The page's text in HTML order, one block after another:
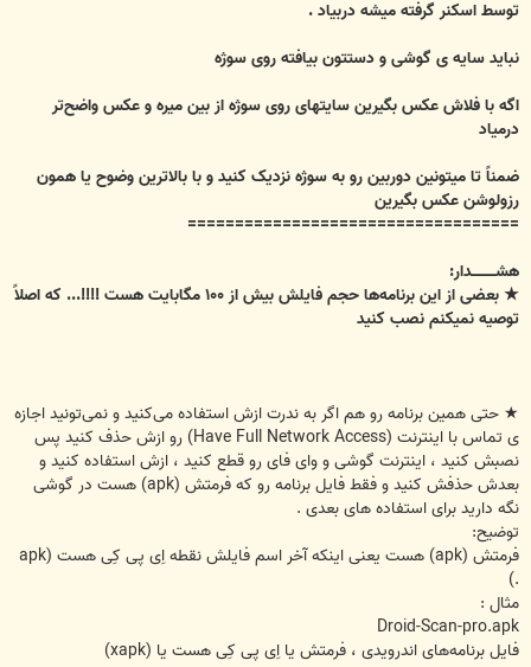
توسط اسکنر گرفته میشه دربیاد .
نباید سایه ی گوشی و دستتون بیافته روی سوژه
اگه با فلاش عکس بگیرین سایتهای روی سوژه از بین میره و عکس واضح‌تر
درمیاد
ضمناً تا میتونین دوربین رو به سوژه نزدیک کنید و با بالاترین وضوح یا همون
رزولوشن عکس بگیرین
===================================
هشــــــــــدار:
★ بعضی از این برنامه‌ها حجم فایلش بیش از ۱۰۰ مگابایت هست !!!!... که اصلاً
توصیه نمیکنم نصب کنید
★ حتی همین برنامه رو هم اگر به ندرت ازش استفاده می‌کنید و نمی‌تونید اجازه
ی تماس با اینترنت (Have Full Network Access) رو ازش حذف کنید پس
نصبش کنید ، اینترنت گوشی و وای فای رو قطع کنید ، ازش استفاده کنید و
بعدش حذفش کنید و فقط فایل برنامه رو که فرمتش (apk) هست در گوشی
نگه دارید برای استفاده های بعدی .
توضیح:
فرمتش (apk) هست یعنی اینکه آخر اسم فایلش نقطه اِی پی کِی هست (apk
.)
مثال :
Droid-Scan-pro.apk
فایل برنامه‌های اندرویدی ، فرمتش یا اِی پی کِی هست یا (xapk)